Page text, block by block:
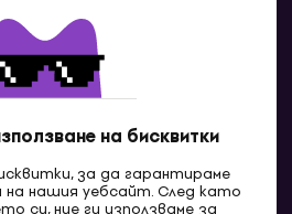
на бисквитки
за да гарантираме
нашия уебсайт. След като
си, ние ги използваме за
се с нас